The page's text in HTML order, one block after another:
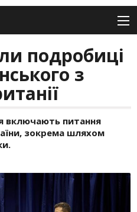
подробиці
з
включають питання
зокрема шляхом